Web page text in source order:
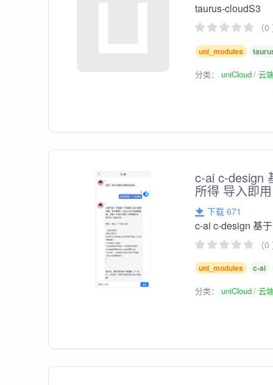
taurus-cloudS3
（
uni_modules
分类：uniCloud 云
c-ai c-design
所得 导入即用
下载 671
c-ai c-design 基
（
uni_modules c-ai
分类：uniCloud 云